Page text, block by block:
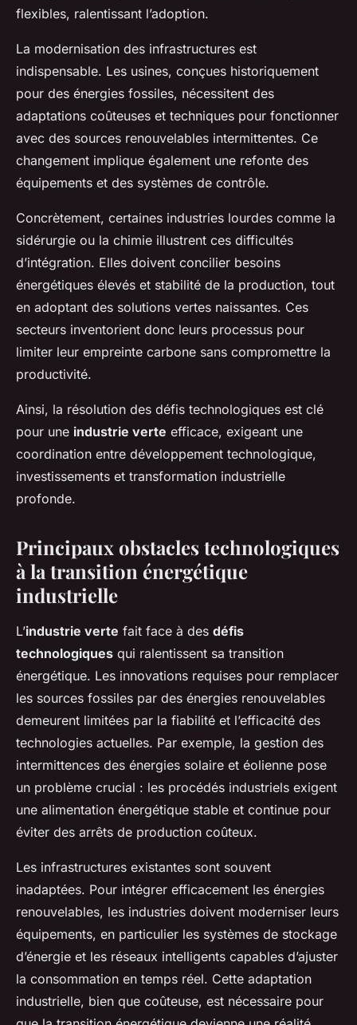
flexibles, ralentissant l’adoption.
La modernisation des infrastructures est
indispensable. Les usines, conçues historiquement
pour des énergies fossiles, nécessitent des
adaptations coûteuses et techniques pour fonctionner
avec des sources renouvelables intermittentes. Ce
changement implique également une refonte des
équipements et des systèmes de contrôle.
Concrètement, certaines industries lourdes comme la
sidérurgie ou la chimie illustrent ces difficultés
d’intégration. Elles doivent concilier besoins
énergétiques élevés et stabilité de la production, tout
en adoptant des solutions vertes naissantes. Ces
secteurs inventorient donc leurs processus pour
limiter leur empreinte carbone sans compromettre la
productivité.
Ainsi, la résolution des défis technologiques est clé
pour une industrie verte efficace, exigeant une
coordination entre développement technologique,
investissements et transformation industrielle
profonde.
Principaux obstacles technologiques
à la transition énergétique
industrielle
L’industrie verte fait face à des défis
technologiques qui ralentissent sa transition
énergétique. Les innovations requises pour remplacer
les sources fossiles par des énergies renouvelables
demeurent limitées par la fiabilité et l’efficacité des
technologies actuelles. Par exemple, la gestion des
intermittences des énergies solaire et éolienne pose
un problème crucial : les procédés industriels exigent
une alimentation énergétique stable et continue pour
éviter des arrêts de production coûteux.
Les infrastructures existantes sont souvent
inadaptées. Pour intégrer efficacement les énergies
renouvelables, les industries doivent moderniser leurs
équipements, en particulier les systèmes de stockage
d’énergie et les réseaux intelligents capables d’ajuster
la consommation en temps réel. Cette adaptation
industrielle, bien que coûteuse, est nécessaire pour